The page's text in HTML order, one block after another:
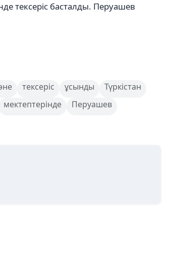
тексеріс басталды. Перуашев
тексеріс ұсынды
Түркістан
мектептерінде
Перуашев